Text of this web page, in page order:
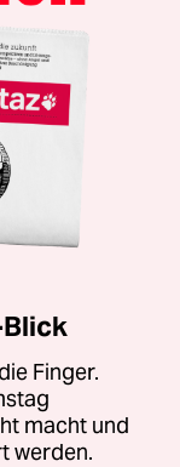
Finger.
macht und
werden.